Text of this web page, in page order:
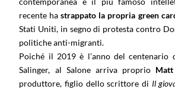
recente hastrappato la propria green
Stati Uniti, in segno di protesta contro
politiche anti-migranti.
Poiché il 2019 è l’anno del centenario
Salinger, al Salone arriva proprio
produttore, figlio dello scrittore di Il